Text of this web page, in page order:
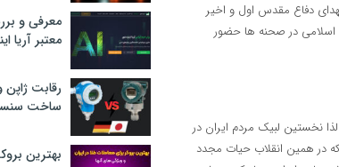
دفاع مقدس اول و اخیر
دفاع از جمهوری اسلامی در صحنه ها حضور
زنده شدند، لذا نخستین لبیک مردم ایران در
که در همین انقلاب حیات مجدد
معرفی و
معتبر آریا
رقابت ژاپن
ساخت
بهترین